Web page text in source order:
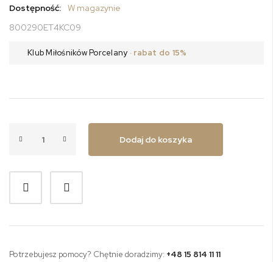
Dostępność:
W magazynie
800290ET4KC09
Klub Miłośników Porcelany · rabat do 15%
Dodaj do koszyka
Potrzebujesz pomocy? Chętnie doradzimy: +48 15 814 11 11